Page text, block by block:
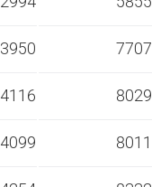
3950 7707
4116 8029
4099 8011